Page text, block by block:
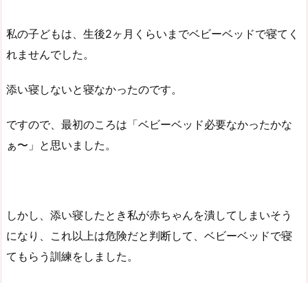
私の子どもは、生後2ヶ月くらいまでベビーベッドで寝てく
れませんでした。
添い寝しないと寝なかったのです。
ですので、最初のころは「ベビーベッド必要なかったかな
ぁ〜」と思いました。
しかし、添い寝したとき私が赤ちゃんを潰してしまいそう
になり、これ以上は危険だと判断して、ベビーベッドで寝
てもらう訓練をしました。